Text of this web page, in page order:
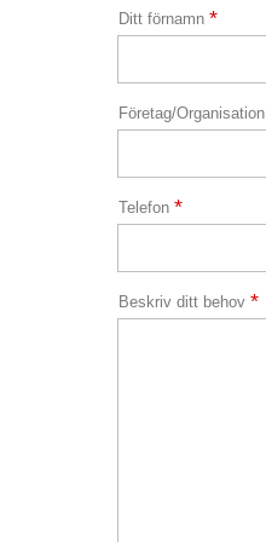
Ditt förnamn *
Företag/Organisation
Telefon *
Beskriv ditt behov *